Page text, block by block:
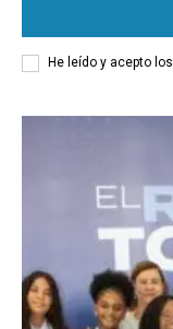
He leído y acepto los